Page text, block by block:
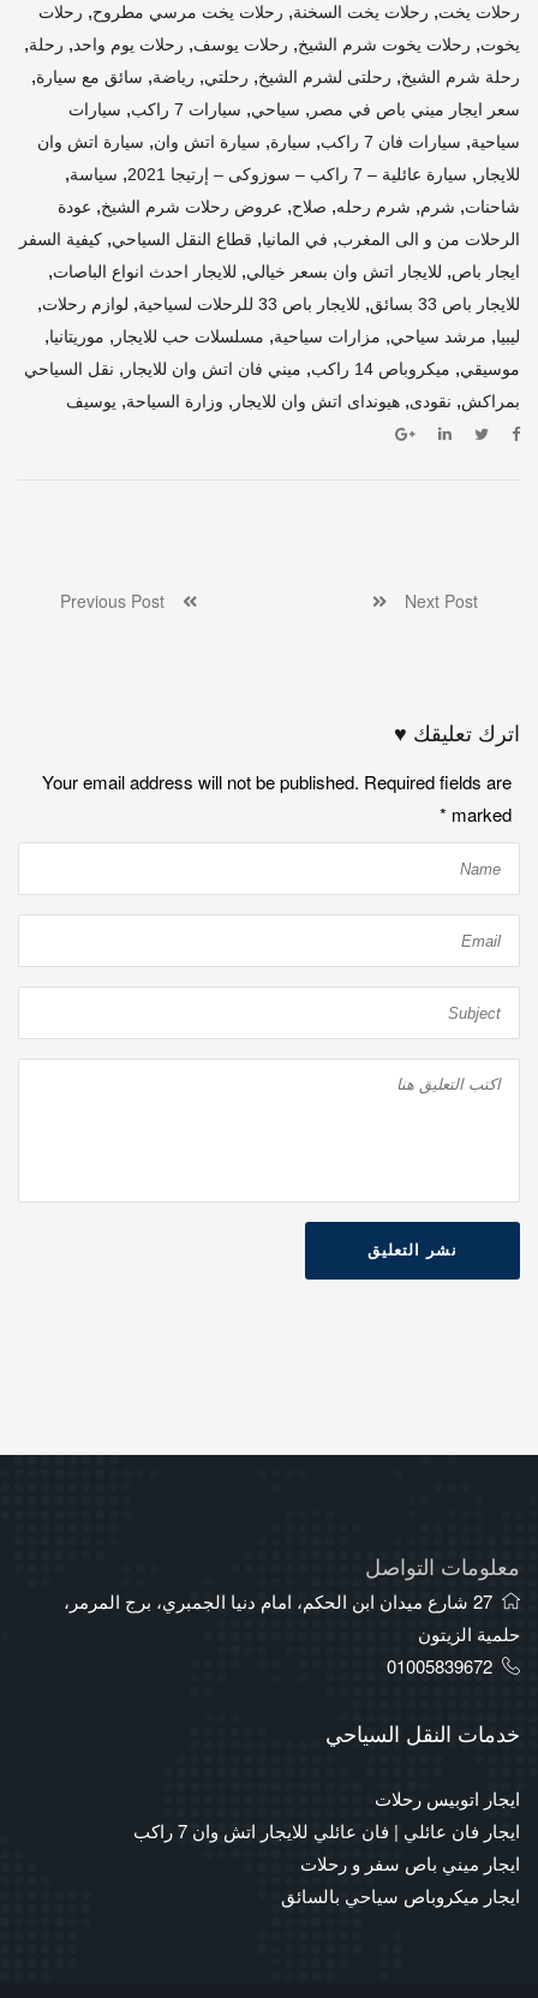
رحلات يخت, رحلات يخت السخنة, رحلات يخت مرسي مطروح, رحلات
يخوت, رحلات يخوت شرم الشيخ, رحلات يوسف, رحلات يوم واحد, رحلة,
رحلة شرم الشيخ, رحلتى لشرم الشيخ, رحلتي, رياضة, سائق مع سيارة,
سعر ايجار ميني باص في مصر , سياحي, سيارات 7 راكب , سيارات
سياحية, سيارات فان 7 راكب , سيارة, سيارة اتش وان, سيارة اتش وان
للايجار , سيارة عائلية – 7 راكب – سوزوكى – إرتيجا 2021 , سياسة,
شاحنات, شرم, شرم رحله, صلاح, عروض رحلات شرم الشيخ, عودة
الرحلات من و الى المغرب, في المانيا, قطاع النقل السياحي, كيفية السفر
ايجار باص, للايجار اتش وان بسعر خيالي, للايجار احدث انواع الباصات,
للايجار باص 33 بسائق , للايجار باص 33 للرحلات لسياحية , لوازم رحلات,
ليبيا, مرشد سياحي, مزارات سياحية, مسلسلات حب للايجار , موريتانيا,
موسيقي, ميكروباص 14 راكب , ميني فان اتش وان للايجار , نقل السياحي
بمراكش, نقودى, هيونداى اتش وان للايجار , وزارة السياحة, يوسيف
Next Post
اترك تعليقك ♥
Your email address will not be published. Required fields are
marked
*
نشر التعليق
معلومات التواصل
27 شارع ميدان ابن الحكم، امام دنيا الجمبري، برج المرمر،
حلمية الزيتون
01005839672
خدمات النقل السياحي
ايجار اتوبيس رحلات
ايجار فان عائلي | فان عائلي للايجار اتش وان 7 راكب
ايجار ميني باص سفر و رحلات
ايجار ميكروباص سياحي بالسائق